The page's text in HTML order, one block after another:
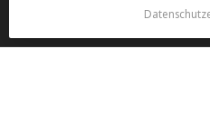
INFORMATIONEN